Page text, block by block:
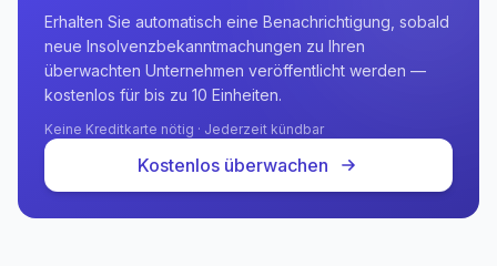
Erhalten Sie automatisch eine Benachrichtigung, sobald
neue Insolvenzbekanntmachungen zu Ihren
überwachten Unternehmen veröffentlicht werden —
kostenlos für bis zu 10 Einheiten.
Keine Kreditkarte nötig · Jederzeit kündbar
Kostenlos überwachen